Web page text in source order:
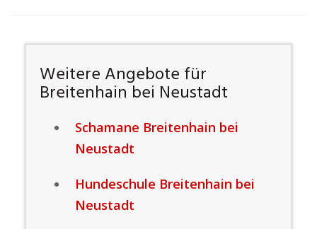
Weitere Angebote für
Breitenhain bei Neustadt
Schamane Breitenhain bei
Neustadt
Hundeschule Breitenhain bei
Neustadt